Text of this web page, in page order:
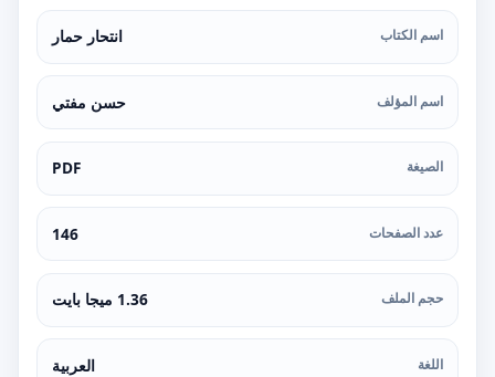
اسم الكتاب انتحار حمار
اسم المؤلف حسن مفتي
الصيغة PDF
عدد الصفحات 146
حجم الملف 1.36 ميجا بايت
اللغة العربية